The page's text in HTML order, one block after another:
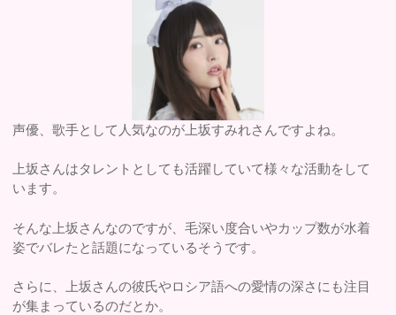
声優、歌手として人気なのが上坂すみれさんですよね。
上坂さんはタレントとしても活躍していて様々な活動をして
います。
そんな上坂さんなのですが、毛深い度合いやカップ数が水着
姿でバレたと話題になっているそうです。
さらに、上坂さんの彼氏やロシア語への愛情の深さにも注目
が集まっているのだとか。